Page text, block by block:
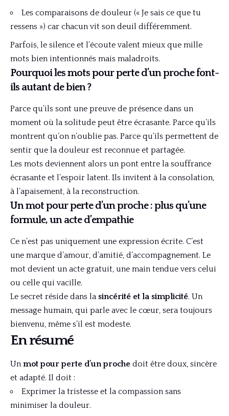
Les comparaisons de douleur (« Je sais ce que tu
ressens ») car chacun vit son deuil différemment.
Parfois, le silence et l’écoute valent mieux que mille
mots bien intentionnés mais maladroits.
Pourquoi les mots pour perte d’un proche font-
ils autant de bien ?
Parce qu’ils sont une preuve de présence dans un
moment où la solitude peut être écrasante. Parce qu’ils
montrent qu’on n’oublie pas. Parce qu’ils permettent de
sentir que la douleur est reconnue et partagée.
Les mots deviennent alors un pont entre la souffrance
écrasante et l’espoir latent. Ils invitent à la consolation,
à l’apaisement, à la reconstruction.
Un mot pour perte d’un proche : plus qu’une
formule, un acte d’empathie
Ce n’est pas uniquement une expression écrite. C’est
une marque d’amour, d’amitié, d’accompagnement. Le
mot devient un acte gratuit, une main tendue vers celui
ou celle qui vacille.
Le secret réside dans la sincérité et la simplicité. Un
message humain, qui parle avec le cœur, sera toujours
bienvenu, même s’il est modeste.
En résumé
Un mot pour perte d’un proche doit être doux, sincère
et adapté. Il doit :
Exprimer la tristesse et la compassion sans
minimiser la douleur.